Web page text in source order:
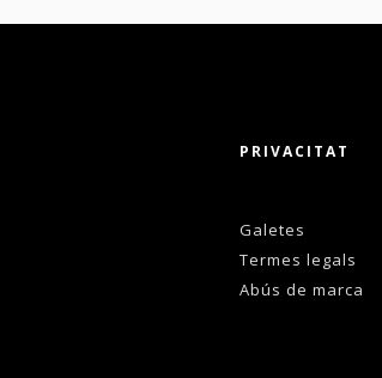
PRIVACITAT
Galetes
Termes legals
Abús de marca